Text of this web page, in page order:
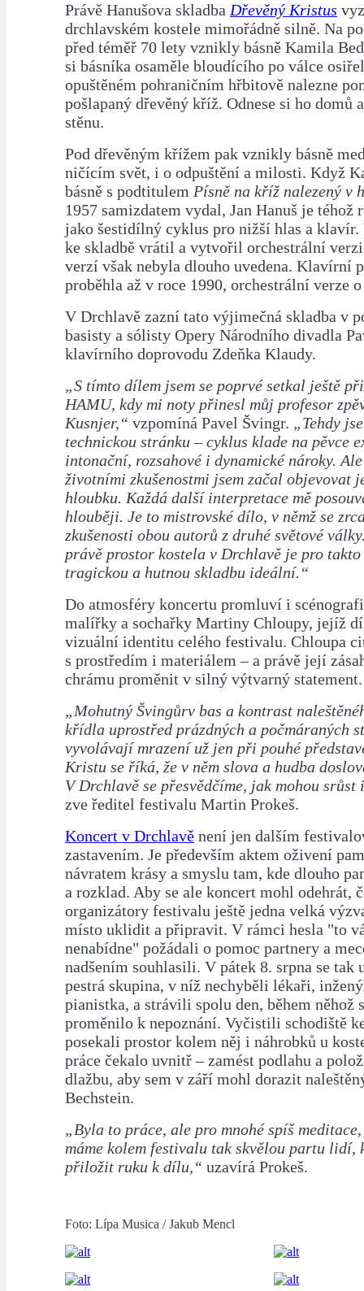
Právě Hanušova skladbaDřevěný Kristus
drchlavském kostele mimořádně silně. Na
před téměř 70 lety vznikly básně Kamila
si básníka osaměle bloudícího po válce
opuštěném pohraničním hřbitově nalezne
pošlapaný dřevěný kříž. Odnese si ho domů
stěnu.
Pod dřevěným křížem pak vznikly básně
ničícím svět, i o odpuštění a milosti. Když
básně s podtitulem Písně na kříž nalezený v
1957 samizdatem vydal, Jan Hanuš je téhož
jako šestidílný cyklus pro nižší hlas a klavír.
ke skladbě vrátil a vytvořil orchestrální
verzí však nebyla dlouho uvedena. Klavírní
proběhla až v roce 1990, orchestrální verze
V Drchlavě zazní tato výjimečná skladba v
basisty a sólisty Opery Národního divadla
klavírního doprovodu Zdeňka Klaudy.
„S tímto dílem jsem se poprvé setkal ještě
HAMU, kdy mi noty přinesl můj profesor
Kusnjer,“ vzpomíná Pavel Švingr. „Tehdy
technickou stránku – cyklus klade na pěvce
intonační, rozsahové i dynamické nároky. Ale
životními zkušenostmi jsem začal objevovat
hloubku. Každá další interpretace mě
hlouběji. Je to mistrovské dílo, v němž se
zkušenosti obou autorů z druhé světové
právě prostor kostela v Drchlavě je pro takto
tragickou a hutnou skladbu ideální.“
Do atmosféry koncertu promluví i
malířky a sochařky Martiny Chloupy, jejíž
vizuální identitu celého festivalu. Chloupa
s prostředím i materiálem – a právě její
chrámu proměnit v silný výtvarný statement.
„Mohutný Švingůrv bas a kontrast
křídla uprostřed prázdných a počmáraných
vyvolávají mrazení už jen při pouhé
Kristu se říká, že v něm slova a hudba
V Drchlavě se přesvědčíme, jak mohou srůst
zve ředitel festivalu Martin Prokeš.
Koncert v Drchlavě není jen dalším
zastavením. Je především aktem oživení
návratem krásy a smyslu tam, kde dlouho
a rozklad. Aby se ale koncert mohl odehrát,
organizátory festivalu ještě jedna velká
místo uklidit a připravit. V rámci hesla "to
nenabídne" požádali o pomoc partnery a
nadšením souhlasili. V pátek 8. srpna se tak
pestrá skupina, v níž nechyběli lékaři,
pianistka, a strávili spolu den, během něhož
proměnilo k nepoznání. Vyčistili schodiště
posekali prostor kolem něj i náhrobků u
práce čekalo uvnitř – zamést podlahu a
dlažbu, aby sem v září mohl dorazit
Bechstein.
„Byla to práce, ale pro mnohé spíš
máme kolem festivalu tak skvělou partu lidí,
přiložit ruku k dílu,“ uzavírá Prokeš.
Foto: Lípa Musica / Jakub Mencl